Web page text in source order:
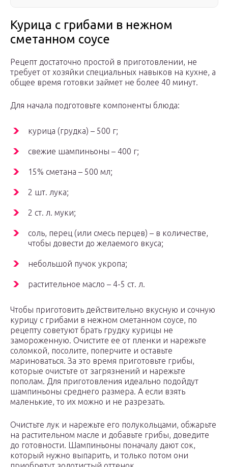
Курица с грибами в нежном
сметанном соусе
Рецепт достаточно простой в приготовлении, не
требует от хозяйки специальных навыков на кухне, а
общее время готовки займет не более 40 минут.
Для начала подготовьте компоненты блюда:
курица (грудка) – 500 г;
свежие шампиньоны – 400 г;
15% сметана – 500 мл;
2 шт. лука;
2 ст. л. муки;
соль, перец (или смесь перцев) – в количестве,
чтобы довести до желаемого вкуса;
небольшой пучок укропа;
растительное масло – 4-5 ст. л.
Чтобы приготовить действительно вкусную и сочную
курицу с грибами в нежном сметанном соусе, по
рецепту советуют брать грудку курицы не
замороженную. Очистите ее от пленки и нарежьте
соломкой, посолите, поперчите и оставьте
мариноваться. За это время приготовьте грибы,
которые очистьте от загрязнений и нарежьте
пополам. Для приготовления идеально подойдут
шампиньоны среднего размера. А если взять
маленькие, то их можно и не разрезать.
Очистьте лук и нарежьте его полукольцами, обжарьте
на растительном масле и добавьте грибы, доведите
до готовности. Шампиньоны поначалу дают сок,
который нужно выпарить, и только потом они